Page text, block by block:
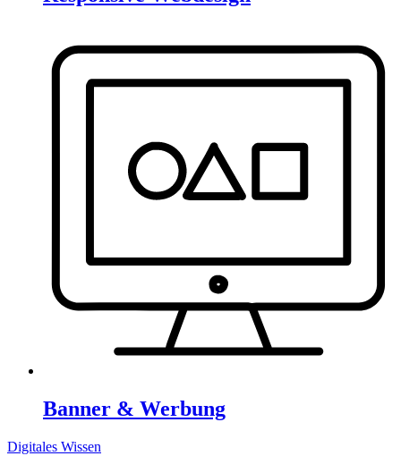
Banner & Werbung
Digitales Wissen